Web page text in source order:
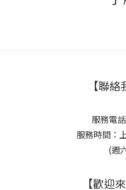
【聯
服務電
服務時間：
(週
【歡迎